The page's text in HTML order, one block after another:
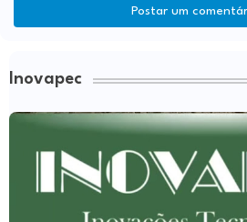
Postar um
Inovapec